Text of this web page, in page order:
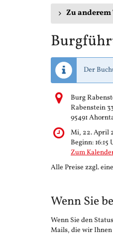
Zu
Der
Burg
Rabenstein
95491
Mi, 22. April
Beginn: 16:15
Zum
Alle Preise zzgl.
Wenn Sie
Wenn Sie den
Mails, die wir Ihnen